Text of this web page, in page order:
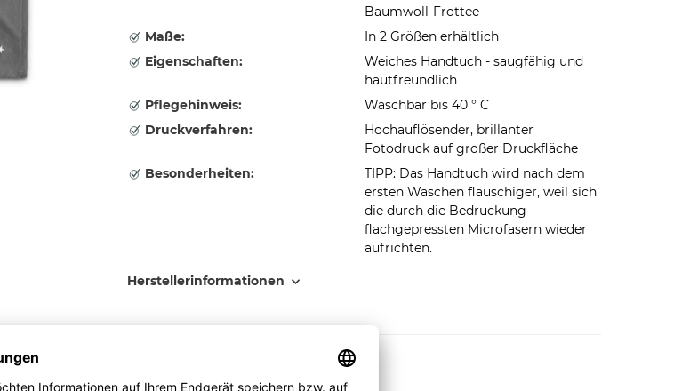
Baumwoll-Frottee
Maße:
In 2 Größen erhältlich
Eigenschaften:
Weiches Handtuch - saugfähig und
hautfreundlich
Pflegehinweis:
Waschbar bis 40 ° C
Druckverfahren:
Hochauflösender, brillanter
Fotodruck auf großer Druckfläche
Besonderheiten:
TIPP: Das Handtuch wird nach dem
ersten Waschen flauschiger, weil sich
die durch die Bedruckung
flachgepressten Microfasern wieder
aufrichten.
Herstellerinformationen